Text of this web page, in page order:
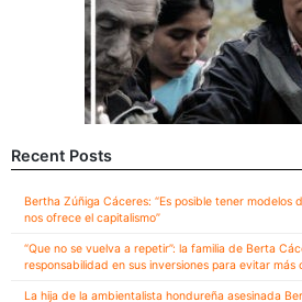
Recent Posts
Bertha Zúñiga Cáceres: “Es posible tener modelos
nos ofrece el capitalismo”
“Que no se vuelva a repetir”: la familia de Berta
responsabilidad en sus inversiones para evitar
La hija de la ambientalista hondureña asesinada